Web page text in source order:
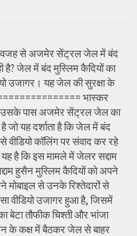
वजह से अजमेर सेंट्रल जेल में बंद
है? जेल में बंद मुस्लिम कैदियों का
उजागर। यह जेल की सुरक्षा के
भास्कर
उसके पास अजमेर सेंट्रल जेल का
जो यह दर्शाता है कि जेल में बंद
वीडियो कॉलिंग पर संवाद कर रहे
है कि इस मामले में जेलर सद्दाम
हुसैन मुस्लिम कैदियों को अपने
मोबाइल से उनके रिश्तेदारों से
वीडियो उजागर हुआ है, जिसमें
बेटा तौफीक चिश्ती और भांजा
के कक्ष में बैठकर जेल से बाहर